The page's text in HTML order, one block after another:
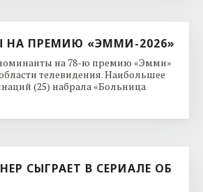
ПРЕМИЮ «ЭММИ-2026»
на 78-ю премию «Эмми»
телевидения. Наибольшее
(25) набрала «Больница
СЫГРАЕТ В СЕРИАЛЕ ОБ